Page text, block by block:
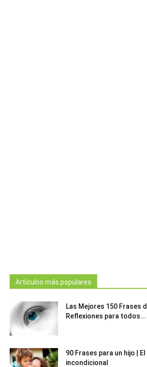
Artículos más populares
Las Mejores 150 Frases
Reflexiones para todos...
90 Frases para un hijo |
incondicional